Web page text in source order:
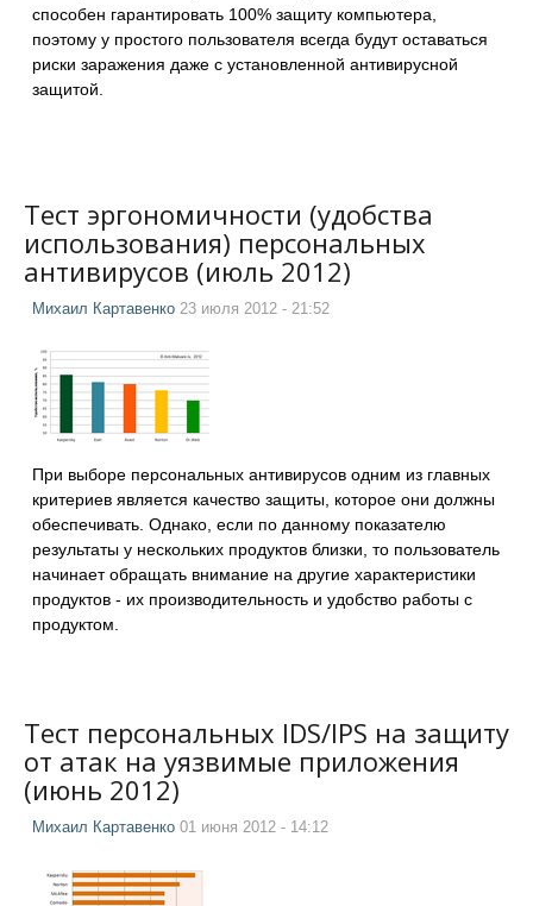
способен гарантировать 100% защиту компьютера,
поэтому у простого пользователя всегда будут оставаться
риски заражения даже с установленной антивирусной
защитой.
Тест эргономичности (удобства
использования) персональных
антивирусов (июль 2012)
Михаил Картавенко 23 июля 2012 - 21:52
При выборе персональных антивирусов одним из главных
критериев является качество защиты, которое они должны
обеспечивать. Однако, если по данному показателю
результаты у нескольких продуктов близки, то пользователь
начинает обращать внимание на другие характеристики
продуктов - их производительность и удобство работы с
продуктом.
Тест персональных IDS/IPS на защиту
от атак на уязвимые приложения
(июнь 2012)
Михаил Картавенко 01 июня 2012 - 14:12